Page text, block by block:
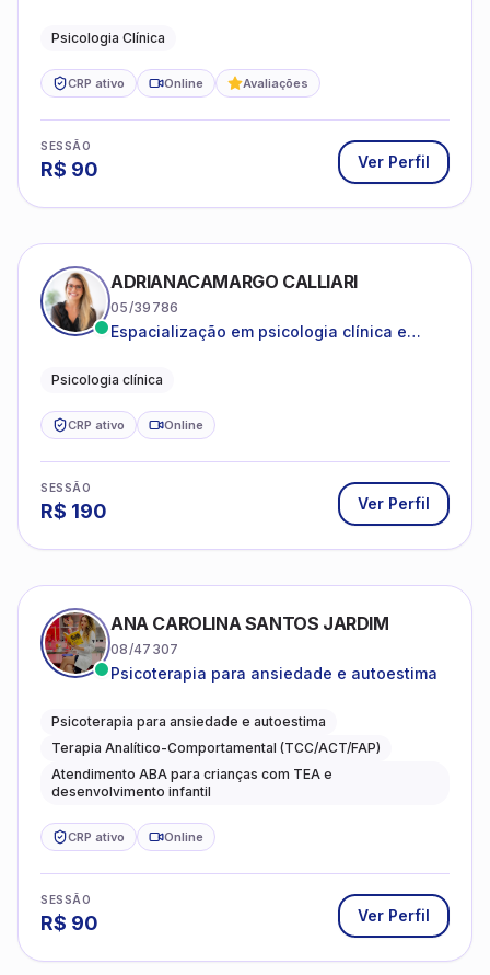
estruturas, com experiência em
Psicologia Clínica
CRP ativo Online Avaliações
SESSÃO
R$ 90 Ver Perfil
ADRIANACAMARGO CALLIARI
05/39786
Espacialização em psicologia clínica e
Psicologia clínica
CRP ativo Online
SESSÃO
R$ 190 Ver Perfil
ANA CAROLINA SANTOS JARDIM
08/47307
Psicoterapia para ansiedade e autoestima
Psicoterapia para ansiedade e autoestima
Terapia Analítico-Comportamental (TCC/ACT/FAP)
Atendimento ABA para crianças com TEA e
desenvolvimento infantil
CRP ativo Online
SESSÃO
R$ 90 Ver Perfil